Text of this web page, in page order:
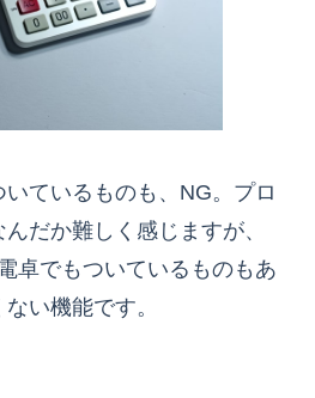
ているものも、NG。プロ
だか難しく感じますが、
卓でもついているものもあ
い機能です。